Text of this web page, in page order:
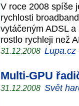
V roce 2008 spíše
rychlosti
vytáčeným ADSL
rostlo rychleji než
31.12.2008 Lupa.cz
Multi-GPU
31.12.2008 Svět